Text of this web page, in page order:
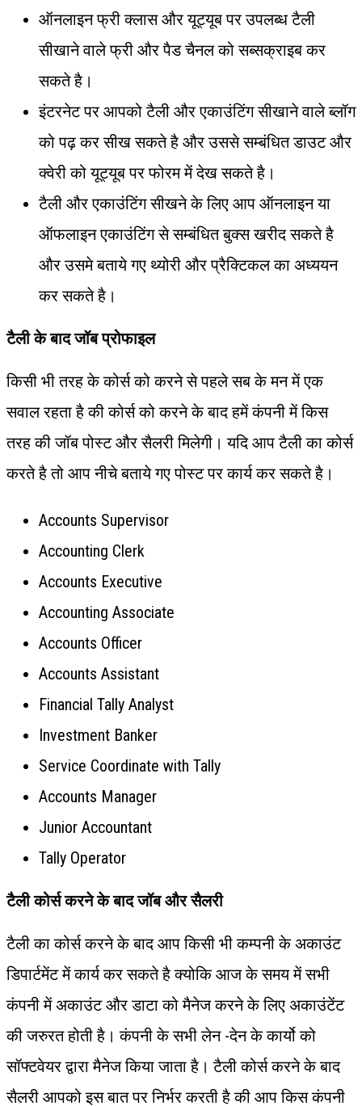
ऑनलाइन फ्री क्लास और यूट्यूब पर उपलब्ध टैली
सीखाने वाले फ्री और पैड चैनल को सब्सक्राइब कर
सकते है।
इंटरनेट पर आपको टैली और एकाउंटिंग सीखाने वाले ब्लॉग
को पढ़ कर सीख सकते है और उससे सम्बंधित डाउट और
क्वेरी को यूट्यूब पर फोरम में देख सकते है।
टैली और एकाउंटिंग सीखने के लिए आप ऑनलाइन या
ऑफलाइन एकाउंटिंग से सम्बंधित बुक्स खरीद सकते है
और उसमे बताये गए थ्योरी और प्रैक्टिकल का अध्ययन
कर सकते है।
टैली के बाद जॉब प्रोफाइल
किसी भी तरह के कोर्स को करने से पहले सब के मन में एक
सवाल रहता है की कोर्स को करने के बाद हमें कंपनी में किस
तरह की जॉब पोस्ट और सैलरी मिलेगी। यदि आप टैली का कोर्स
करते है तो आप नीचे बताये गए पोस्ट पर कार्य कर सकते है।
Accounts Supervisor
Accounting Clerk
Accounts Executive
Accounting Associate
Accounts Officer
Accounts Assistant
Financial Tally Analyst
Investment Banker
Service Coordinate with Tally
Accounts Manager
Junior Accountant
Tally Operator
टैली कोर्स करने के बाद जॉब और सैलरी
टैली का कोर्स करने के बाद आप किसी भी कम्पनी के अकाउंट
डिपार्टमेंट में कार्य कर सकते है क्योकि आज के समय में सभी
कंपनी में अकाउंट और डाटा को मैनेज करने के लिए अकाउंटेंट
की जरुरत होती है। कंपनी के सभी लेन -देन के कार्यो को
सॉफ्टवेयर द्वारा मैनेज किया जाता है। टैली कोर्स करने के बाद
सैलरी आपको इस बात पर निर्भर करती है की आप किस कंपनी